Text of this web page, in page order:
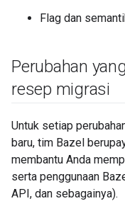
Flag dan
Perubahan
resep migrasi
Untuk setiap
baru, tim Bazel
membantu Anda
serta penggunaan
API, dan sebagainya).